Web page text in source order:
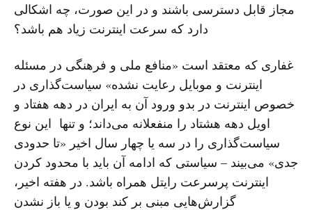
مجاز قابل دسترسی باشند و در این صورت، چه اشکالی
دارد که سرعت اینترنت زیاد هم باشد؟
غفاری که معتقد است «منافع ملی و فرهنگی در مسئله
اینترنت و موبایل رعایت نشده» سیاست‌گذاری در
خصوص اینترنت در بدو ورود آن به ایران در دهه هفتاد و
اویل دهه هشتاد را منفعلانه می‌داند؛ و تنها این نوع
سیاست‌گذاری را در سه یا چهار سال اخیر «تا حدودی
جدی» می‌بیند – سیاستی که ادامه آن باید با محدود کردن
اینترنت پرسرعت رایتل همراه باشد. در هفته اخیر،
گزارش‌هایی مبنی بر کند بودن و یا باز نشدن